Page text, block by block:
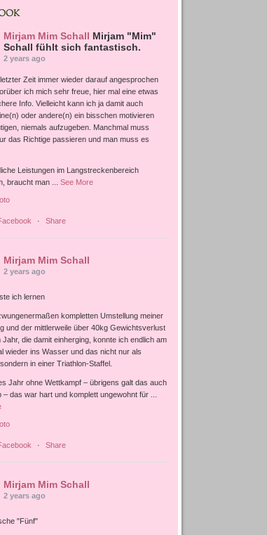
Mirjam Mim Schall Mirjam "Mim"
Schall fühlt sich fantastisch.
2 years ago
Zeit immer wieder darauf angesprochen
ich mich sehr freue, hier mal eine etwas
Info. Vielleicht kann ich ja damit auch
oder andere(n) ein bisschen motivieren
niemals aufzugeben. Manchmal muss
das Richtige passieren und man muss es
Leistungen im Langstreckenbereich
braucht man ...See More
· Share
Mirjam Mim Schall
2 years ago
ich lernen
kompletten Umstellung meiner
und der mittlerweile über 40kg Gewichtsverlust
Jahr, die damit einherging, konnte ich endlich am
wieder ins Wasser und das nicht nur als
in einer Triathlon-Staffel.
Jahr ohne Wettkampf – übrigens galt das auch
– das war hart und komplett ungewohnt für ...
· Share
Mirjam Mim Schall
2 years ago
"Fünf"